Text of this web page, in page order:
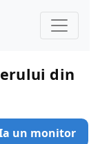
din
un monitor